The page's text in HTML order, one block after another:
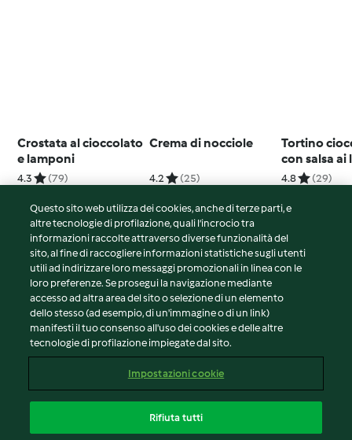
Crostata al cioccolato
e lamponi
4.3 (79)
Crema di nocciole
4.2 (25)
Tortino
con salsa
4.8 (29)
© Copyright 2026
Termini del servizio
Informativa sulla privacy
Avvertenze generali
Note legali
Contenuto del rapporto
Dichiarazione di accessibilità
Questo sito web utilizza dei cookies, anche di terze parti, e
altre tecnologie di profilazione, quali l’incrocio tra
informazioni raccolte attraverso diverse funzionalità del
sito, al fine di raccogliere informazioni statistiche sugli utenti
utili ad indirizzare loro messaggi promozionali in linea con le
loro preferenze. Se prosegui la navigazione mediante
accesso ad altra area del sito o selezione di un elemento
dello stesso (ad esempio, di un'immagine o di un link)
manifesti il tuo consenso all'uso dei cookies e delle altre
tecnologie di profilazione impiegate dal sito.
Impostazioni cookie
Rifiuta tutti